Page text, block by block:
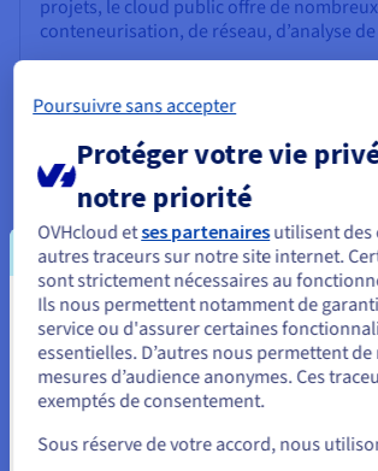
projets, le cloud public offre de
conteneurisation, de réseau, d’analyse
Qu’est-ce que l’IaaS ?
L’IaaS (Infrastructure as a Service) est
infonuagique offrant des ressources
demande, comme la puissance de calcul
sans gestion matérielle. Elle procure gain
flexibilité aux entreprises.
En savoir plus
Qu'est-ce que le PaaS ?
Vous semblez être localisé
Unis.
Pour commander, rendez-vous sur le site de
Poursuivre sans accepter
Protéger votre vie
notre priorité
OVHcloud etses partenairesutilisent des
autres traceurs sur notre site internet.
sont strictement nécessaires au
Ils nous permettent notamment de
service ou d'assurer certaines
essentielles. D’autres nous permettent
mesures d’audience anonymes. Ces
exemptés de consentement.
Sous réserve de votre accord, nous